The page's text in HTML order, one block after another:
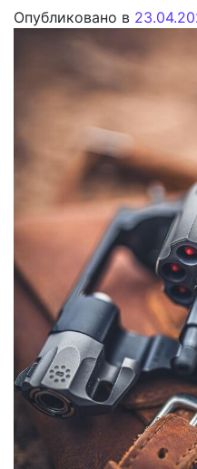
Опубликовано в